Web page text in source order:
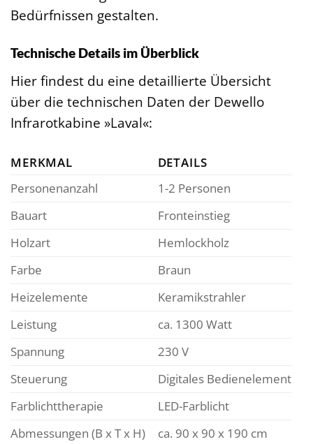
Bedürfnissen gestalten.
Technische Details im Überblick
Hier findest du eine detaillierte Übersicht
über die technischen Daten der Dewello
Infrarotkabine »Laval«:
MERKMAL
DETAILS
Personenanzahl
1-2 Personen
Bauart
Fronteinstieg
Holzart
Hemlockholz
Farbe
Braun
Heizelemente
Keramikstrahler
Leistung
ca. 1300 Watt
Spannung
230 V
Steuerung
Digitales Bedienelement
Farblichttherapie
LED-Farblicht
Abmessungen (B x T x H)
ca. 90 x 90 x 190 cm